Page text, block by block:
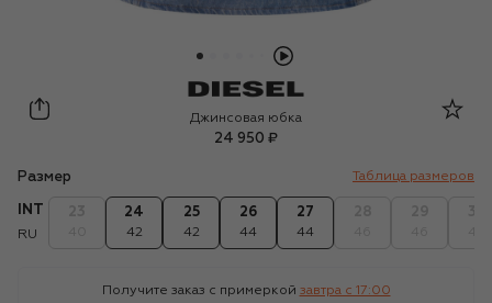
Diesel
Джинсовая юбка
24 950 ₽
Размер Таблица размеров
INT
RU
24
42
25
42
26
44
27
44
Получите заказ с примеркой завтра c 17:00